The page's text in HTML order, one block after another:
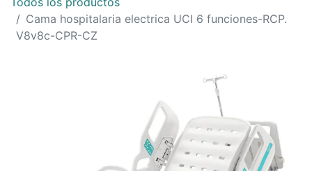
Cama hospitalaria electrica UCI 6 funciones-RCP.
V8v8c-CPR-CZ